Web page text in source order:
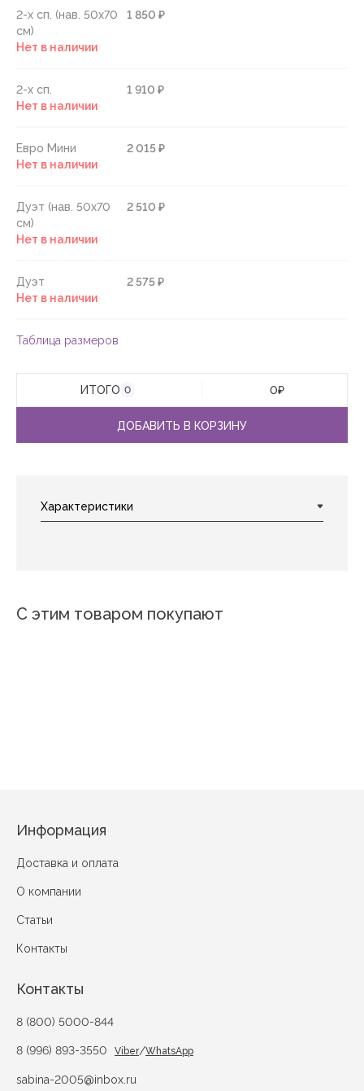
2-х сп. (нав. 50х70
см)
1 850 ₽
Нет в наличии
2-х сп.
1 910 ₽
Нет в наличии
Евро Мини
2 015 ₽
Нет в наличии
Дуэт (нав. 50х70
см)
2 510 ₽
Нет в наличии
Дуэт
2 575 ₽
Нет в наличии
Таблица размеров
ИТОГО 0 0₽
ДОБАВИТЬ В КОРЗИНУ
С этим товаром покупают
Информация
Доставка и оплата
О компании
Статьи
Контакты
Контакты
8 (800) 5000-844
8 (996) 893-3550 Viber/WhatsApp
sabina-2005@inbox.ru